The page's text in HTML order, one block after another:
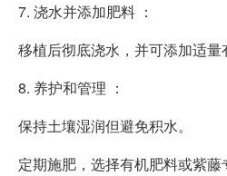
7. 浇水并添加肥料 ：
移植后彻底浇水，并可添加适量
8. 养护和管理 ：
保持土壤湿润但避免积水。
定期施肥，选择有机肥料或紫藤